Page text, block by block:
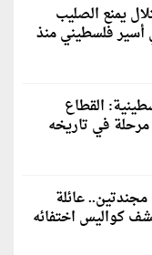
يمنع الصليب
أسير فلسطيني منذ
القطاع
في تاريخه
عائلة
كواليس اختفائه